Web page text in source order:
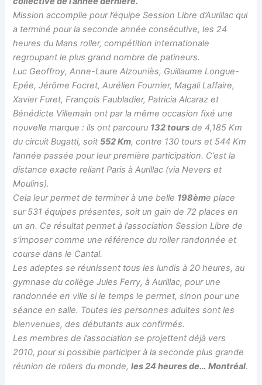
Mission accomplie pour l’équipe Session Libre d’Aurillac qui
a terminé pour la seconde année consécutive, les 24
heures du Mans roller, compétition internationale
regroupant le plus grand nombre de patineurs.
Luc Geoffroy, Anne-Laure Alzouniès, Guillaume Longue-
Epée, Jérôme Focret, Aurélien Fournier, Magali Laffaire,
Xavier Furet, François Faubladier, Patricia Alcaraz et
Bénédicte Villemain ont par la même occasion fixé une
nouvelle marque : ils ont parcouru 132 tours de 4,185 Km
du circuit Bugatti, soit552 Km, contre 130 tours et 544 Km
l’année passée pour leur première participation. C’est la
distance exacte reliant Paris à Aurillac (via Nevers et
Moulins).
Cela leur permet de terminer à une belle 198ème place
sur 531 équipes présentes, soit un gain de 72 places en
un an. Ce résultat permet à l’association Session Libre de
s’imposer comme une référence du roller randonnée et
course dans le Cantal.
Les adeptes se réunissent tous les lundis à 20 heures, au
gymnase du collège Jules Ferry, à Aurillac, pour une
randonnée en ville si le temps le permet, sinon pour une
séance en salle. Toutes les personnes adultes sont les
bienvenues, des débutants aux confirmés.
Les membres de l’association se projettent déjà vers
2010, pour si possible participer à la seconde plus grande
réunion de rollers du monde,les 24 heures de… Montréal.